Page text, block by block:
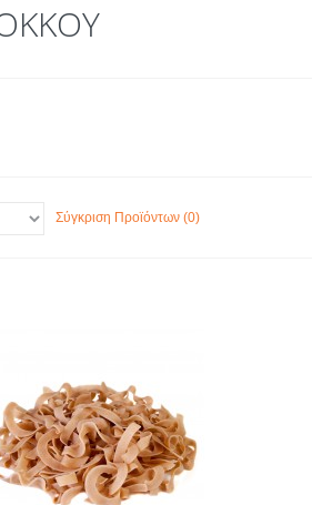
Σύγκριση Προϊόντων (0)